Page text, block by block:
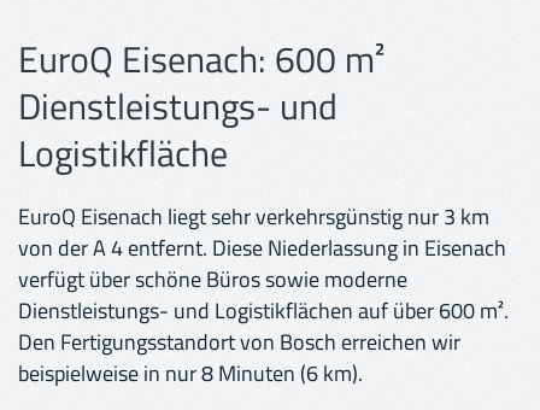
EuroQ Eisenach: 600 m²
Dienstleistungs- und
Logistikfläche
EuroQ Eisenach liegt sehr verkehrsgünstig nur 3 km
von der A 4 entfernt. Diese Niederlassung in Eisenach
verfügt über schöne Büros sowie moderne
Dienstleistungs- und Logistikflächen auf über 600 m².
Den Fertigungsstandort von Bosch erreichen wir
beispielweise in nur 8 Minuten (6 km).